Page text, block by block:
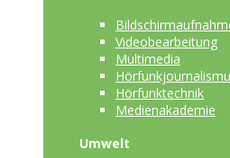
Videobearbeitung
Multimedia
Hörfunktechnik
Medienakademie
Umwelt